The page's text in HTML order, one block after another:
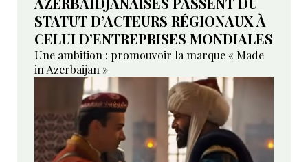
STATUT D’ACTEURS RÉGIONAUX À
CELUI D’ENTREPRISES MONDIALES
Une ambition : promouvoir la marque « Made
in Azerbaijan »